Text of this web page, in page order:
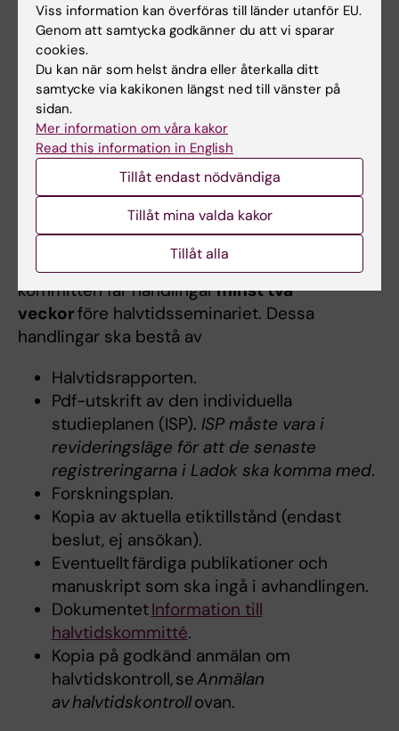
in (se flödesbild ).
Notera att resultatet från plagiatgranskningen
inte ingår i de handlingar doktoranden skickar
till halvtidskommittén, men att doktoranden
ändå uppmanas att förbereda sig på frågor
från halvtidskommittén rörande vetenskapligt
skrivande och plagiat.
Handlingar till halvtidskommittén
Handledare och doktorand ser till att
kommittén får handlingarminst två
veckorföre halvtidsseminariet. Dessa
handlingar ska bestå av
Halvtidsrapporten.
Pdf-utskrift av den individuella
studieplanen (ISP). ISP måste vara i
revideringsläge för att de senaste
registreringarna i Ladok ska komma med.
Forskningsplan.
Kopia av aktuella etiktillstånd (endast
beslut, ej ansökan).
Eventuellt färdiga publikationer och
manuskript som ska ingå i avhandlingen.
DokumentetInformation till
halvtidskommitté.
Kopia på godkänd anmälan om
halvtidskontroll, seAnmälan
av halvtidskontrollovan.
Viss information kan överföras till länder utanför EU.
Genom att samtycka godkänner du att vi sparar
cookies.
Du kan när som helst ändra eller återkalla ditt
samtycke via kakikonen längst ned till vänster på
sidan.
Mer information om våra kakor
Read this information in English
Tillåt endast nödvändiga
Tillåt mina valda kakor
Tillåt alla